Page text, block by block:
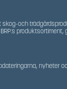
och
produktsortiment,
nyheter